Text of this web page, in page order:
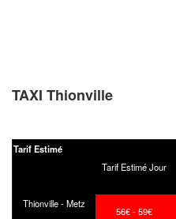
TAXI Thionville
Tarif Estimé
Tarif Estimé Jour
Thionville - Metz
56€ - 59€